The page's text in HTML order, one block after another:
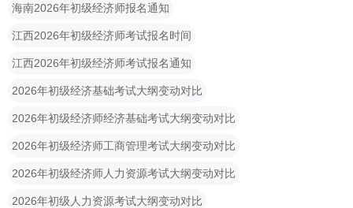
海南2026年初级经济师报名通知
江西2026年初级经济师考试报名时间
江西2026年初级经济师考试报名通知
2026年初级经济基础考试大纲变动对比
2026年初级经济师经济基础考试大纲变动对比
2026年初级经济师工商管理考试大纲变动对比
2026年初级经济师人力资源考试大纲变动对比
2026年初级人力资源考试大纲变动对比